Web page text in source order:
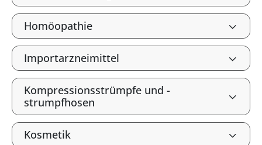
Homöopathie
Importarzneimittel
Kompressionsstrümpfe und -
strumpfhosen
Kosmetik